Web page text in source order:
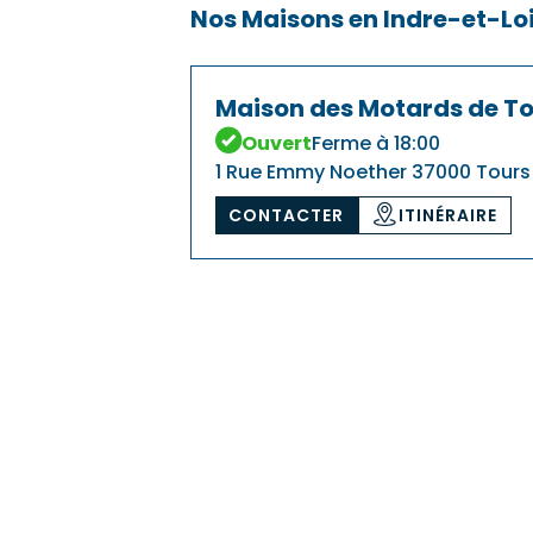
Nos Maisons en Indre-et-
Maison des Motards de
OuvertFerme à 18:00
1 Rue Emmy Noether 37000 Tours
CONTACTER ITINÉRAIRE